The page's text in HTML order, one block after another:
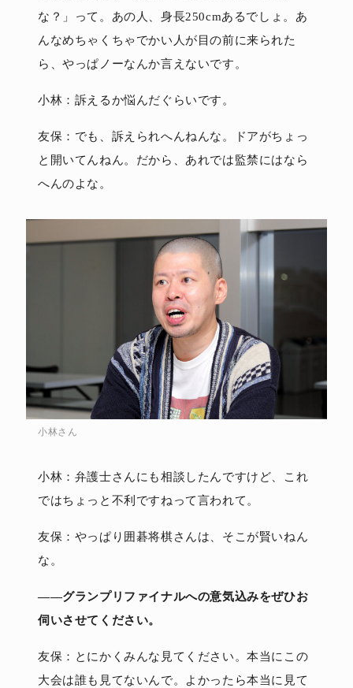
な？」って。あの人、身長250cmあるでしょ。あ
んなめちゃくちゃでかい人が目の前に来られた
ら、やっぱノーなんか言えないです。
小林：訴えるか悩んだぐらいです。
友保：でも、訴えられへんねんな。ドアがちょっ
と開いてんねん。だから、あれでは監禁にはなら
へんのよな。
小林さん
小林：弁護士さんにも相談したんですけど、これ
ではちょっと不利ですねって言われて。
友保：やっぱり囲碁将棋さんは、そこが賢いねん
な。
――グランプリファイナルへの意気込みをぜひお
伺いさせてください。
友保：とにかくみんな見てください。本当にこの
大会は誰も見てないんで。よかったら本当に見て